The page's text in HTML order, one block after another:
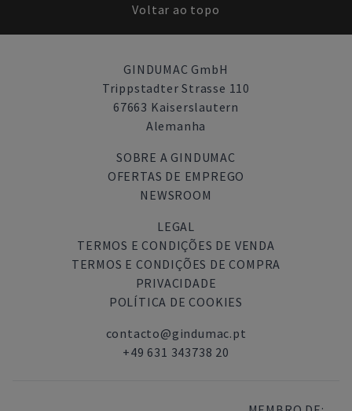
Voltar ao topo
GINDUMAC GmbH
Trippstadter Strasse 110
67663 Kaiserslautern
Alemanha
SOBRE A GINDUMAC
OFERTAS DE EMPREGO
NEWSROOM
LEGAL
TERMOS E CONDIÇÕES DE VENDA
TERMOS E CONDIÇÕES DE COMPRA
PRIVACIDADE
POLÍTICA DE COOKIES
contacto@gindumac.pt
+49 631 343738 20